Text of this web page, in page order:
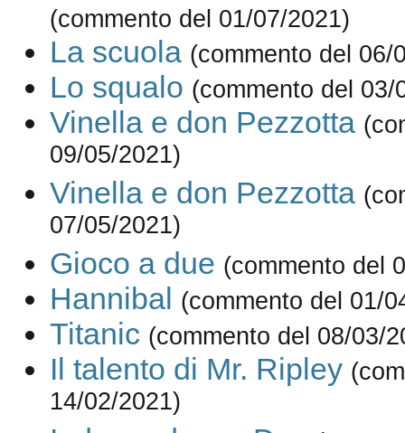
(commento del 01/07/2021)
La scuola (commento del 06/
Lo squalo (commento del 03/
Vinella e don Pezzotta
09/05/2021)
Vinella e don Pezzotta
07/05/2021)
Gioco a due (commento del
Hannibal (commento del 01/
Titanic (commento del 08/03/
Il talento di Mr. Ripley
14/02/2021)